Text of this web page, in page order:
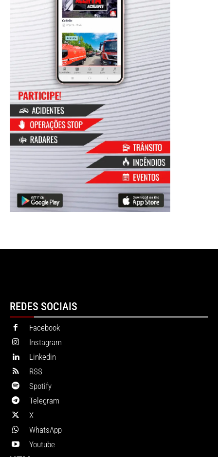
REDES SOCIAIS
Facebook
Instagram
Linkedin
RSS
Spotify
Telegram
X
WhatsApp
Youtube